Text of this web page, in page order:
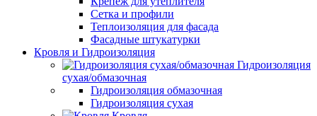
Сетка и профили
Теплоизоляция для фасада
Фасадные штукатурки
Кровля и Гидроизоляция
Гидроизоляция
сухая/обмазочная
Гидроизоляция обмазочная
Гидроизоляция сухая